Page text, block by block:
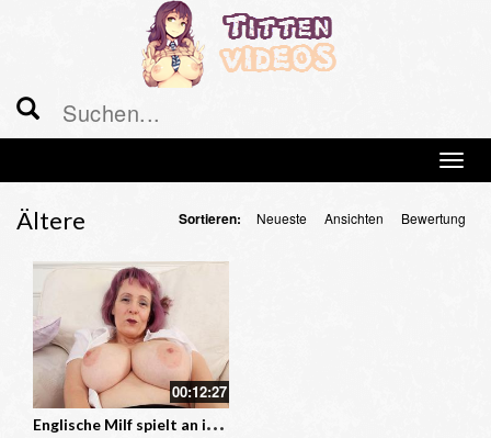
Ältere Sortieren: Neueste Ansichten Bewertung
00:12:27
E
nglische Milf spielt an ihren rosa Titten rum